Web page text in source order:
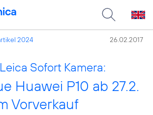
2024 26.02.2017
Sofort Kamera:
Huawei P10 ab 27.2.
Vorverkauf